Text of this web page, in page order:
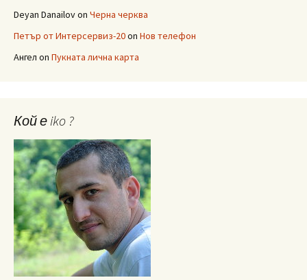
Deyan Danailovon Черна черква
Петър от Интерсервиз-20on Нов телефон
Ангел on Пукната лична карта
Кой е iko ?